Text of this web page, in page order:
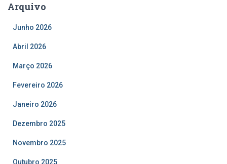
Arquivo
Junho 2026
Abril 2026
Março 2026
Fevereiro 2026
Janeiro 2026
Dezembro 2025
Novembro 2025
Outubro 2025